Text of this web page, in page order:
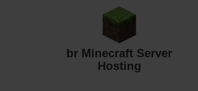
br Minecraft Server
Hosting